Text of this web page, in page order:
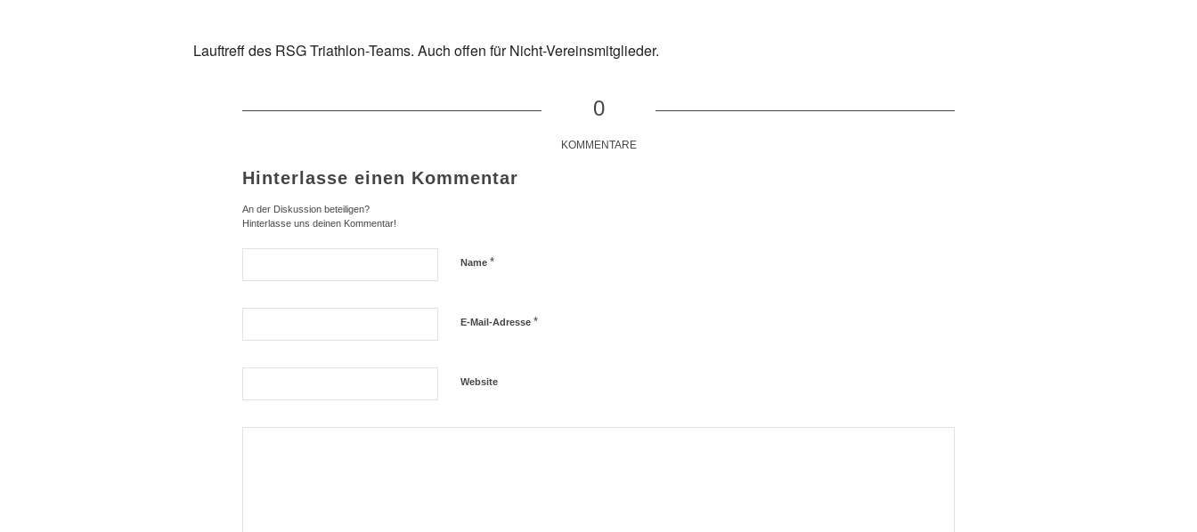
Lauftreff des RSG Triathlon-Teams. Auch offen für Nicht-Vereinsmitglieder.
0
KOMMENTARE
Hinterlasse einen Kommentar
An der Diskussion beteiligen?
Hinterlasse uns deinen Kommentar!
Name *
E-Mail-Adresse *
Website